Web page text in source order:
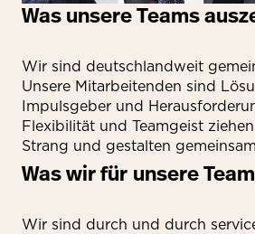
Was unsere Teams
Wir sind deutschlandweit
Unsere Mitarbeitenden sind
Impulsgeber und
Flexibilität und Teamgeist
Strang und gestalten
Was wir für unsere
Wir sind durch und durch